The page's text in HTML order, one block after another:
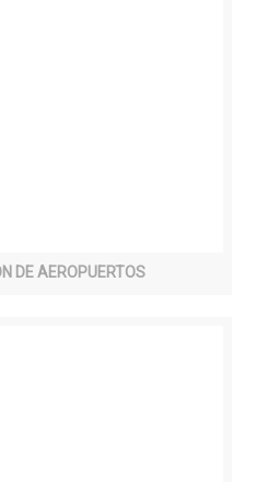
DE AEROPUERTOS